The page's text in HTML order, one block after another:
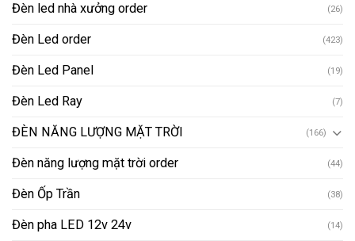
Đèn led nhà xưởng order (26)
Đèn Led order (423)
Đèn Led Panel (19)
Đèn Led Ray (7)
ĐÈN NĂNG LƯỢNG MẶT TRỜI (166)
Đèn năng lượng mặt trời order (44)
Đèn Ốp Trần (38)
Đèn pha LED 12v 24v (14)